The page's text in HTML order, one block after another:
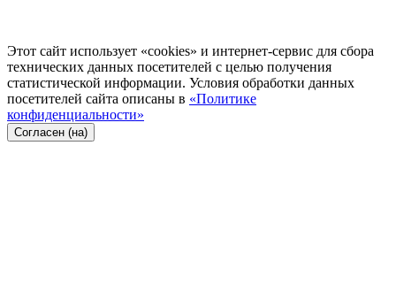
Этот сайт использует «cookies» и интернет-сервис для сбора
технических данных посетителей с целью получения
статистической информации. Условия обработки данных
посетителей сайта описаны в «Политике
конфиденциальности»
Согласен (на)